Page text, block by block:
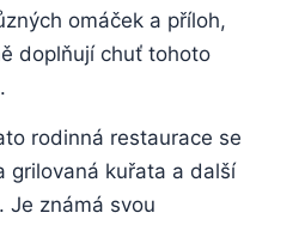
omáček a příloh,
doplňují ⁤chuť⁢ tohoto
rodinná restaurace se
grilovaná kuřata⁤ a další
Je známá svou‌